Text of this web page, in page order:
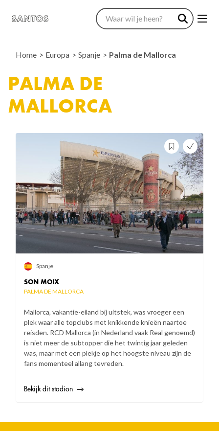
Home Europa Spanje Palma de Mallorca
PALMA DE
MALLORCA
SON MOIX
PALMA DE MALLORCA
Mallorca, vakantie-eiland bij uitstek, was vroeger een
plek waar alle topclubs met knikkende knieën naartoe
reisden. RCD Mallorca (in Nederland vaak Real genoemd)
is niet meer de subtopper die het twintig jaar geleden
was, maar met een plekje op het hoogste niveau zijn de
fans momenteel allang tevreden.
Spanje
Bekijk dit stadion